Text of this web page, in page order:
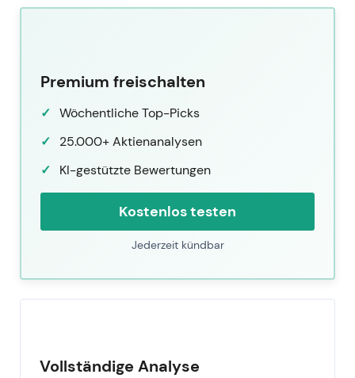
Premium freischalten
Wöchentliche Top-Picks
25.000+ Aktienanalysen
KI-gestützte Bewertungen
Kostenlos testen
Jederzeit kündbar
Vollständige Analyse